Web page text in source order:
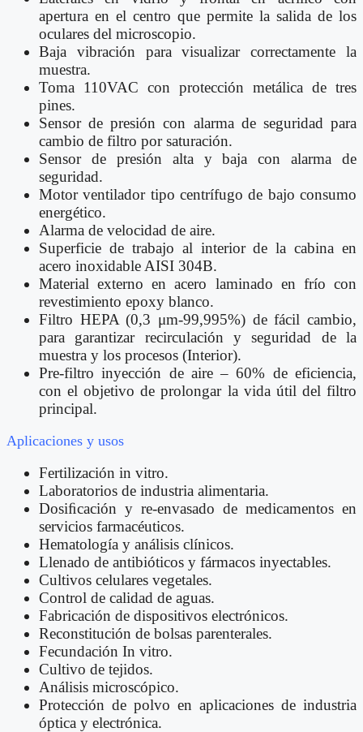
apertura en el centro que permite la salida de los
oculares del microscopio.
Baja vibración para visualizar correctamente la
muestra.
Toma 110VAC con protección metálica de tres
pines.
Sensor de presión con alarma de seguridad para
cambio de filtro por saturación.
Sensor de presión alta y baja con alarma de
seguridad.
Motor ventilador tipo centrífugo de bajo consumo
energético.
Alarma de velocidad de aire.
Superficie de trabajo al interior de la cabina en
acero inoxidable AISI 304B.
Material externo en acero laminado en frío con
revestimiento epoxy blanco.
Filtro HEPA (0,3 μm-99,995%) de fácil cambio,
para garantizar recirculación y seguridad de la
muestra y los procesos (Interior).
Pre-filtro inyección de aire – 60% de eficiencia,
con el objetivo de prolongar la vida útil del filtro
principal.
Aplicaciones y usos
Fertilización in vitro.
Laboratorios de industria alimentaria.
Dosiﬁcación y re-envasado de medicamentos en
servicios farmacéuticos.
Hematología y análisis clínicos.
Llenado de antibióticos y fármacos inyectables.
Cultivos celulares vegetales.
Control de calidad de aguas.
Fabricación de dispositivos electrónicos.
Reconstitución de bolsas parenterales.
Fecundación In vitro.
Cultivo de tejidos.
Análisis microscópico.
Protección de polvo en aplicaciones de industria
óptica y electrónica.